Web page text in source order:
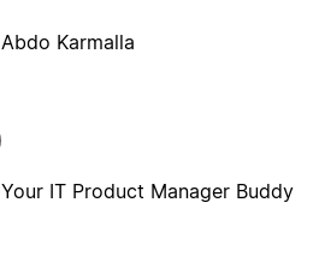
Abdo Karmalla
Your IT Product Manager Buddy